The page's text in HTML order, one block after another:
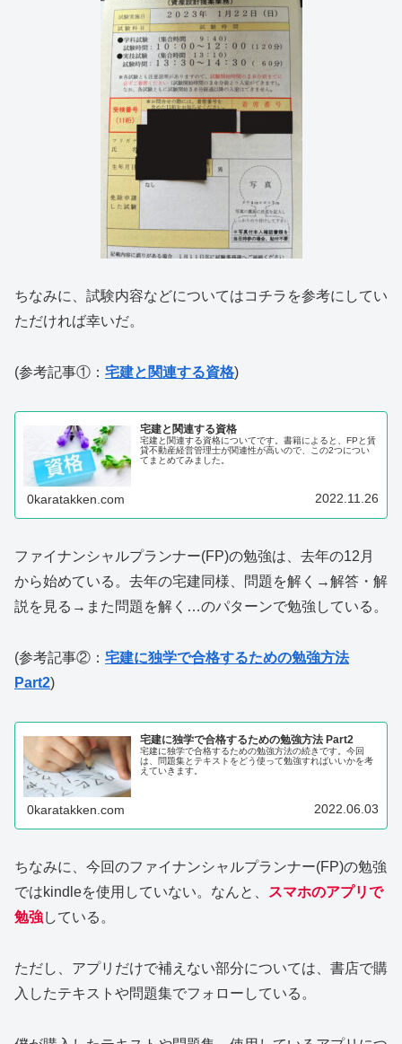
ちなみに、試験内容などについてはコチラを参考にしてい
ただければ幸いだ。
(参考記事①： 宅建と関連する資格)
宅建と関連する資格
宅建と関連する資格についてです。書籍によると、FPと賃
貸不動産経営管理士が関連性が高いので、この2つについ
てまとめてみました。
0karatakken.com 2022.11.26
ファイナンシャルプランナー(FP)の勉強は、去年の12月
から始めている。去年の宅建同様、問題を解く→解答・解
説を見る→また問題を解く…のパターンで勉強している。
(参考記事②： 宅建に独学で合格するための勉強方法
Part2)
宅建に独学で合格するための勉強方法 Part2
宅建に独学で合格するための勉強方法の続きです。今回
は、問題集とテキストをどう使って勉強すればいいかを考
えていきます。
0karatakken.com 2022.06.03
ちなみに、今回のファイナンシャルプランナー(FP)の勉強
ではkindleを使用していない。なんと、
スマホのアプリで
勉強している。
ただし、アプリだけで補えない部分については、書店で購
入したテキストや問題集でフォローしている。